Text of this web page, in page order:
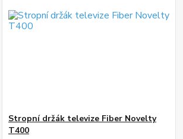
Stropní držák televize Fiber Novelty
T400